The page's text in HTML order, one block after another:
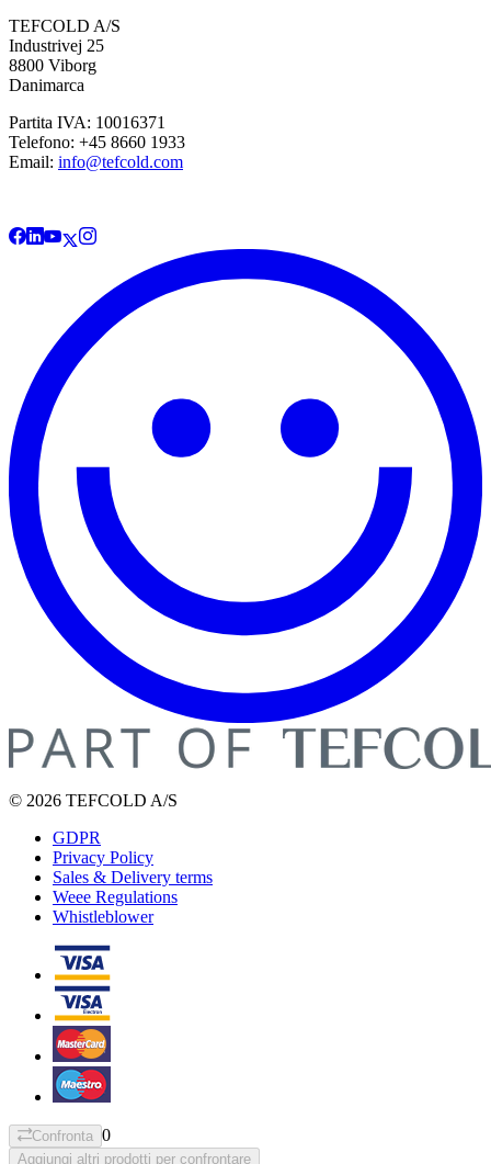
TEFCOLD A/S
Industrivej 25
8800 Viborg
Danimarca
Partita IVA: 10016371
Telefono: +45 8660 1933
Email: info@tefcold.com
© 2026 TEFCOLD A/S
GDPR
Privacy Policy
Sales & Delivery terms
Weee Regulations
Whistleblower
Confronta 0
Aggiungi altri prodotti per confrontare